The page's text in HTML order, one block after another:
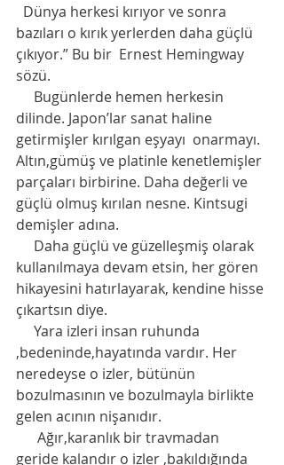
Dünya herkesi kırıyor ve sonra
bazıları o kırık yerlerden daha güçlü
çıkıyor.” Bu bir  Ernest Hemingway
sözü.
Bugünlerde hemen herkesin
dilinde. Japon’lar sanat haline
getirmişler kırılgan eşyayı  onarmayı.
Altın,gümüş ve platinle kenetlemişler
parçaları birbirine. Daha değerli ve
güçlü olmuş kırılan nesne. Kintsugi
demişler adına.
Daha güçlü ve güzelleşmiş olarak
kullanılmaya devam etsin, her gören
hikayesini hatırlayarak, kendine hisse
çıkartsın diye.
Yara izleri insan ruhunda
,bedeninde,hayatında vardır. Her
neredeyse o izler, bütünün
bozulmasının ve bozulmayla birlikte
gelen acının nişanıdır.
Ağır,karanlık bir travmadan
geride kalandır o izler ,bakıldığında